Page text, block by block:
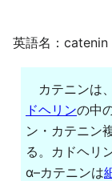
英語名：
カテニンは
ドヘリンの中
ン・カテニン
る。カドヘリ
α–カテニンは